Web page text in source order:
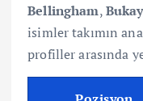
Bellingham,
isimler takımın
profiller arasında